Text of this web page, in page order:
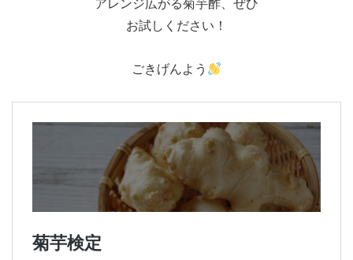
アレンジ広がる菊芋酢、ぜひ
お試しください！
ごきげんよう